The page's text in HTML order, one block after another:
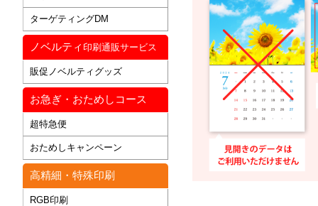
ターゲティングDM
ノベルティ 印刷通販サービス
販促ノベルティグッズ
お急ぎ・おためしコース
超特急便
おためしキャンペーン
高精細・特殊印刷
RGB印刷